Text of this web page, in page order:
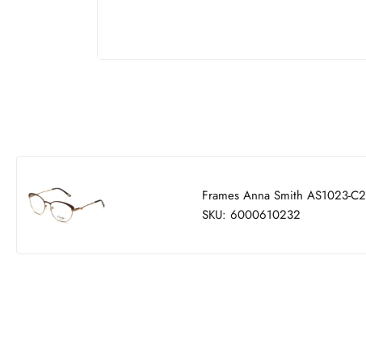
Frames Anna Smith AS1023-C2
SKU: 6000610232